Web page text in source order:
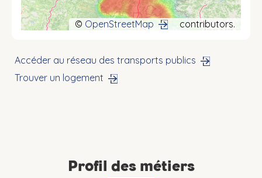
© OpenStreetMap contributors.
Accéder au réseau des transports publics
Trouver un logement
Profil des métiers